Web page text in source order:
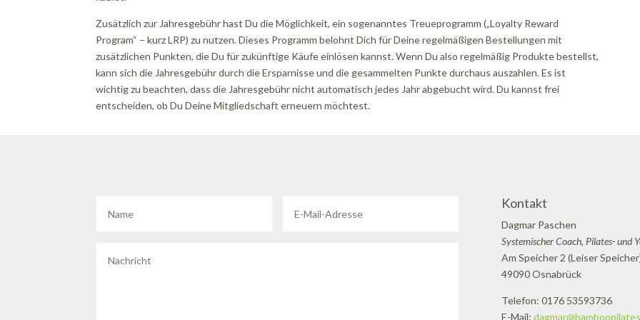
Zusätzlich zur Jahresgebühr hast Du die Möglichkeit, ein sogenanntes Treueprogramm („Loyalty Reward
Program“ – kurz LRP) zu nutzen. Dieses Programm belohnt Dich für Deine regelmäßigen Bestellungen mit
zusätzlichen Punkten, die Du für zukünftige Käufe einlösen kannst. Wenn Du also regelmäßig Produkte bestellst,
kann sich die Jahresgebühr durch die Ersparnisse und die gesammelten Punkte durchaus auszahlen. Es ist
wichtig zu beachten, dass die Jahresgebühr nicht automatisch jedes Jahr abgebucht wird. Du kannst frei
entscheiden, ob Du Deine Mitgliedschaft erneuern möchtest.
Kontakt
Dagmar Paschen
Systemischer Coach, Pilates- und
Am Speicher 2 (Leiser
49090 Osnabrück
Telefon: 0176 53593736
E-Mail: